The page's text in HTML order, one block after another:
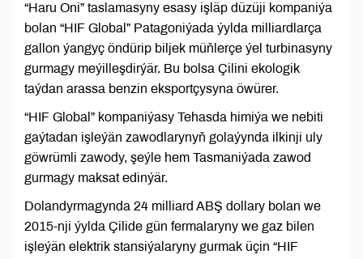
“Haru Oni” taslamasyny esasy işläp düzüji kompaniýa
bolan “HIF Global” Patagoniýada ýylda milliardlarça
gallon ýangyç öndürip biljek müňlerçe ýel turbinasyny
gurmagy meýilleşdirýär. Bu bolsa Çilini ekologik
taýdan arassa benzin eksportçysyna öwürer.
“HIF Global” kompaniýasy Tehasda himiýa we nebiti
gaýtadan işleýän zawodlarynyň golaýynda ilkinji uly
göwrümli zawody, şeýle hem Tasmaniýada zawod
gurmagy maksat edinýär.
Dolandyrmagynda 24 milliard ABŞ dollary bolan we
2015-nji ýylda Çilide gün fermalaryny we gaz bilen
işleýän elektrik stansiýalaryny gurmak üçin “HIF